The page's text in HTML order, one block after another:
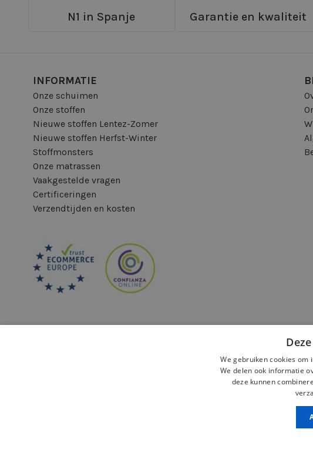
N1 in Spanje Garantie en kwaliteit
INFORMATIE
Onze schuimen
Onze stoffen
Nieuwe stoffen Lentez-Zomer
Nieuwe stoffen Herfst-Winter
Stoffmonsters
Onze matrassen
Vaakgestelde vragen
Certificeringen
Verzendtijden en kosten
Juridische
Copyright
We gebruiken cookies
We delen ook informatie
deze kunnen